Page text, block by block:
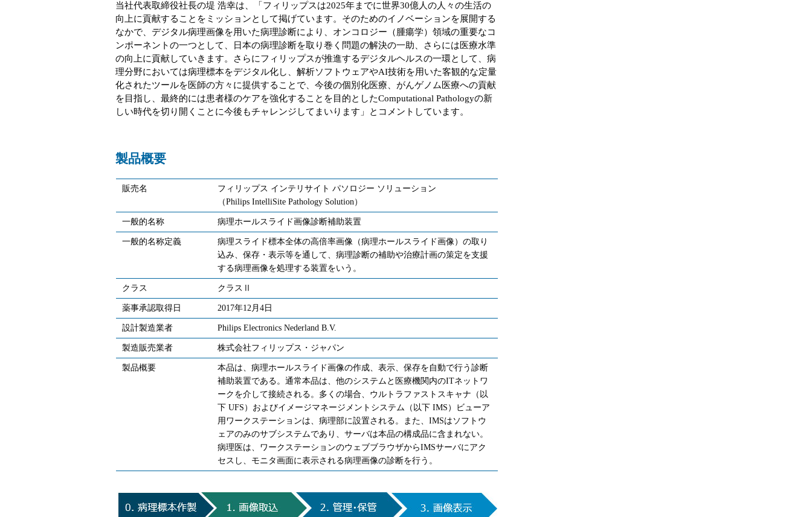
当社代表取締役社長の堤 浩幸は、「フィリップスは2025年までに世界30億人の人々の生活の
向上に貢献することをミッションとして掲げています。そのためのイノベーションを展開する
なかで、デジタル病理画像を用いた病理診断により、オンコロジー（腫瘍学）領域の重要なコ
ンポーネントの一つとして、日本の病理診断を取り巻く問題の解決の一助、さらには医療水準
の向上に貢献していきます。さらにフィリップスが推進するデジタルヘルスの一環として、病
理分野においては病理標本をデジタル化し、解析ソフトウェアやAI技術を用いた客観的な定量
化されたツールを医師の方々に提供することで、今後の個別化医療、がんゲノム医療への貢献
を目指し、最終的には患者様のケアを強化することを目的としたComputational Pathologyの新
しい時代を切り開くことに今後もチャレンジしてまいります」とコメントしています。
製品概要
販売名
フィリップス インテリサイト パソロジー ソリューション
（Philips IntelliSite Pathology Solution）
一般的名称 病理ホールスライド画像診断補助装置
一般的名称定義
病理スライド標本全体の高倍率画像（病理ホールスライド画像）の取り
込み、保存・表示等を通して、病理診断の補助や治療計画の策定を支援
する病理画像を処理する装置をいう。
クラス クラスⅡ
薬事承認取得日 2017年12月4日
設計製造業者 Philips Electronics Nederland B.V.
製造販売業者 株式会社フィリップス・ジャパン
製品概要
本品は、病理ホールスライド画像の作成、表示、保存を自動で行う診断
補助装置である。通常本品は、他のシステムと医療機関内のITネットワ
ークを介して接続される。多くの場合、ウルトラファストスキャナ（以
下 UFS）およびイメージマネージメントシステム（以下 IMS）ビューア
用ワークステーションは、病理部に設置される。また、IMSはソフトウ
ェアのみのサブシステムであり、サーバは本品の構成品に含まれない。
病理医は、ワークステーションのウェブブラウザからIMSサーバにアク
セスし、モニタ画面に表示される病理画像の診断を行う。